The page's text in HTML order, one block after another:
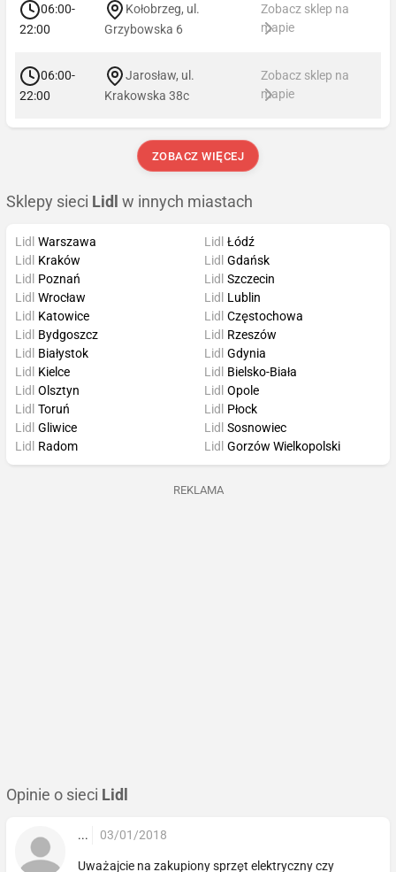
06:00-
22:00
Kołobrzeg, ul.
Grzybowska 6
Zobacz sklep na
mapie
06:00-
22:00
Jarosław, ul.
Krakowska 38c
Zobacz sklep na
mapie
ZOBACZ WIĘCEJ
Sklepy sieci Lidl w innych miastach
Lidl Warszawa
Lidl
Kraków
Lidl
Poznań
Lidl Wrocław
Lidl Łódź
Lidl Gdańsk
Lidl Szczecin
Lidl
Lublin
Lidl
Katowice
Lidl
Bydgoszcz
Lidl
Białystok
Lidl
Kielce
Lidl Częstochowa
Lidl
Rzeszów
Lidl Gdynia
Lidl
Bielsko-Biała
Lidl Olsztyn
Lidl Toruń
Lidl Gliwice
Lidl
Radom
Lidl Opole
Lidl
Płock
Lidl Sosnowiec
Lidl Gorzów Wielkopolski
REKLAMA
Opinie o sieci Lidl
... 03/01/2018
Uważajcie na zakupiony sprzęt elektryczny czy